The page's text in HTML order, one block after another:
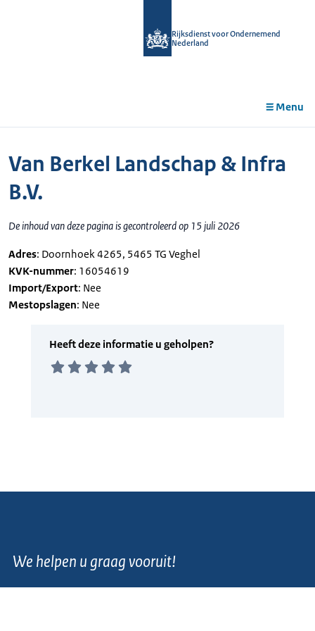
Rijksdienst voor Ondernemend
Nederland
Menu
Van Berkel Landschap & Infra
B.V.
De inhoud van deze pagina is gecontroleerd op 15 juli 2026
Adres: Doornhoek 4265, 5465 TG Veghel
KVK-nummer: 16054619
Import/Export: Nee
Mestopslagen: Nee
We helpen u graag vooruit!